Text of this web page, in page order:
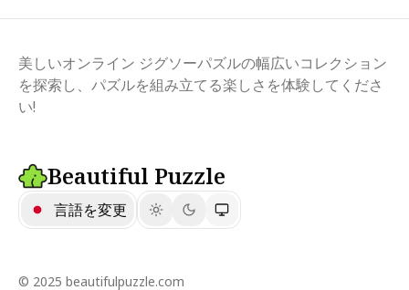
美しいオンライン ジグソーパズルの幅広いコレクション
を探索し、パズルを組み立てる楽しさを体験してくださ
い!
Beautiful Puzzle
言語を変更
© 2025 beautifulpuzzle.com